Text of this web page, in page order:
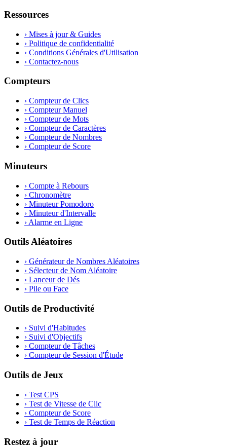
Ressources
› Mises à jour & Guides
› Politique de confidentialité
› Conditions Générales d'Utilisation
› Contactez-nous
Compteurs
› Compteur de Clics
› Compteur Manuel
› Compteur de Mots
› Compteur de Caractères
› Compteur de Nombres
› Compteur de Score
Minuteurs
› Compte à Rebours
› Chronomètre
› Minuteur Pomodoro
› Minuteur d'Intervalle
› Alarme en Ligne
Outils Aléatoires
› Générateur de Nombres Aléatoires
› Sélecteur de Nom Aléatoire
› Lanceur de Dés
› Pile ou Face
Outils de Productivité
› Suivi d'Habitudes
› Suivi d'Objectifs
› Compteur de Tâches
› Compteur de Session d'Étude
Outils de Jeux
› Test CPS
› Test de Vitesse de Clic
› Compteur de Score
› Test de Temps de Réaction
Restez à jour